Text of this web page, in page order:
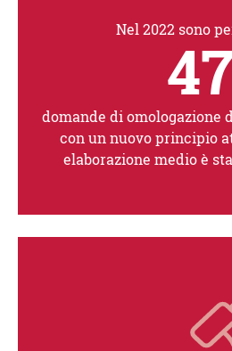
Nel 2022 sono
47
domande di omologazione
con un nuovo principio
elaborazione medio è